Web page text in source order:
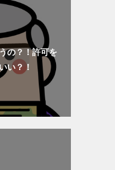
の？！許可を
い？！